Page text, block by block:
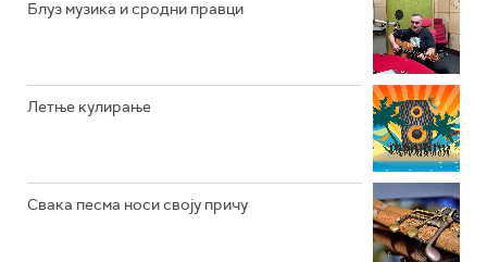
Блуз музика и сродни правци
Летње кулирање
Свака песма носи своју причу